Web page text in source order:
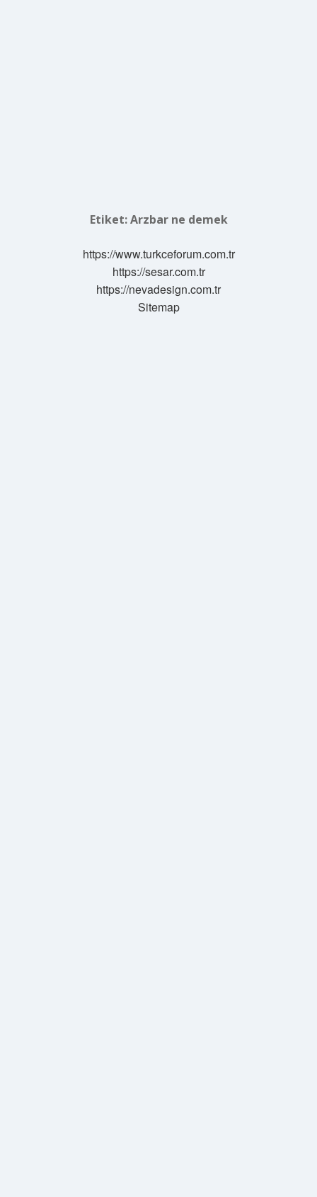
Etiket:Arzbar ne demek
https://www.turkceforum.com.tr
https://sesar.com.tr
https://nevadesign.com.tr
Sitemap